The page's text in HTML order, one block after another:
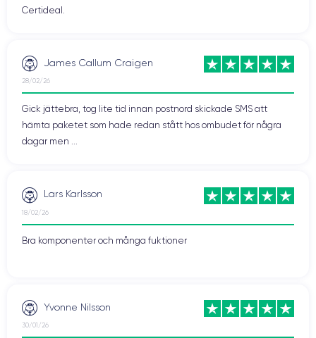
Certideal.
James Callum Craigen
28/02/26
Gick jättebra, tog lite tid innan postnord skickade SMS att
hämta paketet som hade redan stått hos ombudet för några
dagar men ...
Lars Karlsson
18/02/26
Bra komponenter och många fuktioner
Yvonne Nilsson
30/01/26